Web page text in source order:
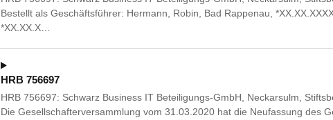
Bestellt als Geschäftsführer: Hermann, Robin, Bad Rappenau,
*XX.XX.X…
HRB 756697
HRB 756697: Schwarz Business IT Beteiligungs-GmbH, Neckarsulm,
Die Gesellschafterversammlung vom 31.03.2020 hat die Neufassung des